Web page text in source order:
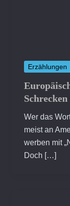
Erzählungen
Wer das
meist an
werben mit
Doch […]